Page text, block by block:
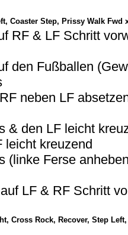
Coaster Step, Prissy Walk Fwd
RF & LF Schritt
den Fußballen
neben LF
& den LF leicht
leicht kreuzend
(linke Ferse
LF & RF Schritt
Cross Rock, Recover, Step